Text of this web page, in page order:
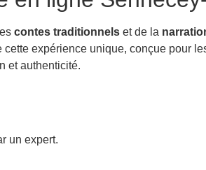
contes traditionnels et de la
cette expérience unique, conçue pour
et authenticité.
un expert.